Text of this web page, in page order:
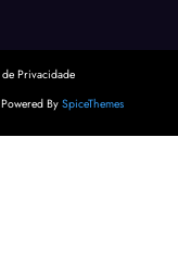
Privacidade
By SpiceThemes